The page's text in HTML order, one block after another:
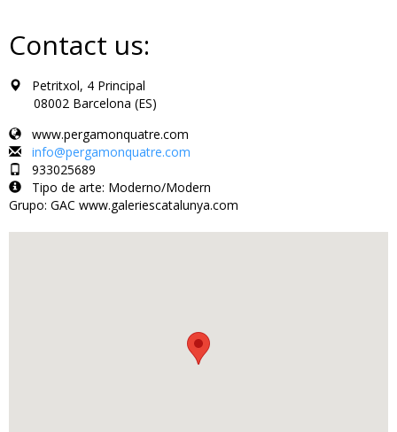
Contact us:
Petritxol, 4 Principal
08002 Barcelona (ES)
www.pergamonquatre.com
info@pergamonquatre.com
933025689
Tipo de arte: Moderno/Modern
Grupo: GAC www.galeriescatalunya.com